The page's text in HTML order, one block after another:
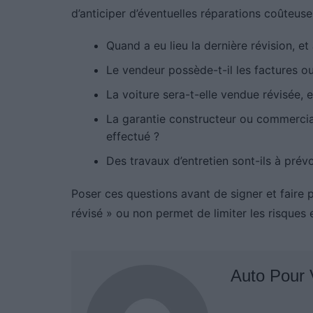
d’anticiper d’éventuelles réparations
Quand a eu lieu la dernière révision,
Le vendeur possède-t-il les factures
La voiture sera-t-elle vendue révisée,
La garantie constructeur ou
effectué ?
Des travaux d’entretien sont-ils à
Poser ces questions avant de signer et faire
révisé » ou non permet de limiter les risques
Auto Pour